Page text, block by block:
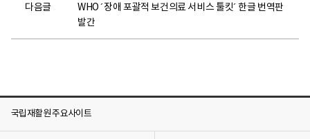
다음글
WHO ´장애 포괄적 보건의료 서비스 툴킷´ 한글 번역판
발간
국립재활원 주요사이트